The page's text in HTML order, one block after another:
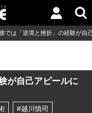
では「逆境と挫折」の経験が自
が自己アピールに
#越川慎司